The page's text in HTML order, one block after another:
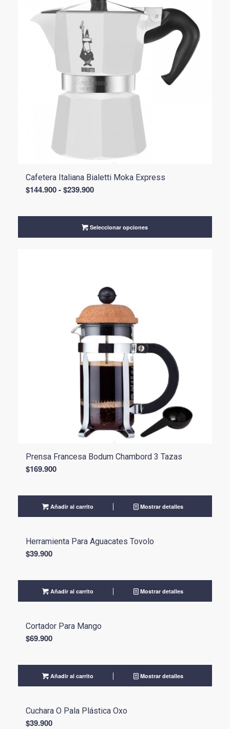
Cafetera Italiana Bialetti Moka Express
$144.900 - $239.900Rango
desde
$144.900
Seleccionar opciones
Prensa Francesa Bodum Chambord 3 Tazas
$169.900
Añadir al carrito Mostrar detalles
Herramienta Para Aguacates Tovolo
$39.900
Añadir al carrito Mostrar detalles
Cortador Para Mango
$69.900
Añadir al carrito Mostrar detalles
Cuchara O Pala Plástica Oxo
$39.900